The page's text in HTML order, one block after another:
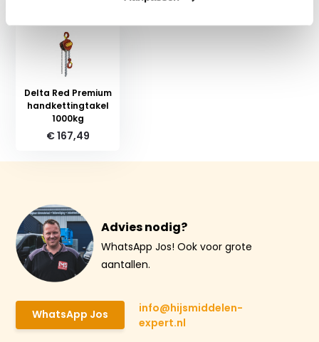
Delta Red Premium
handkettingtakel
1000kg
€ 167,49
Advies nodig?
WhatsApp Jos! Ook voor grote
aantallen.
WhatsApp Jos
info@hijsmiddelen-
expert.nl